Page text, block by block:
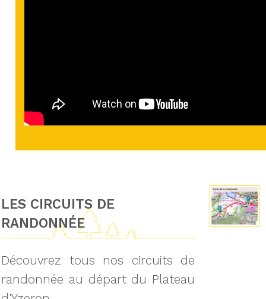
LES CIRCUITS DE
RANDONNÉE
Découvrez tous nos circuits de
randonnée au départ du Plateau